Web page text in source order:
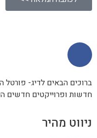
ברוכים הבאים לדיג- פורטל
חדשות ופרוייקטים חדשים
ניווט מהיר